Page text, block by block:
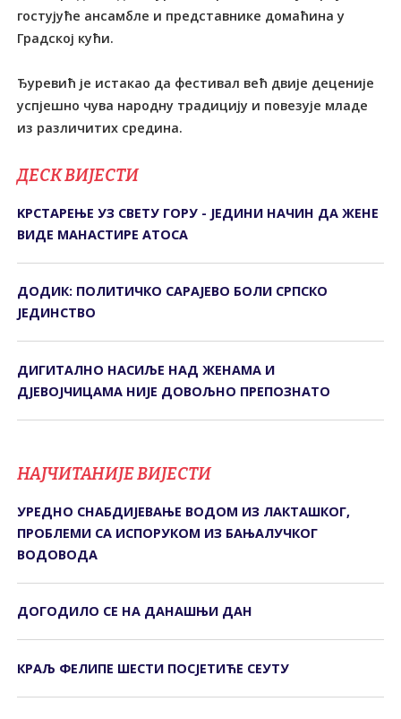
гостујуће ансамбле и представнике домаћина у
Градској кући.
Ђуревић је истакао да фестивал већ двије деценије
успјешно чува народну традицију и повезује младе
из различитих средина.
ДЕСК ВИЈЕСТИ
KРСТАРЕЊЕ УЗ СВЕТУ ГОРУ - ЈЕДИНИ НАЧИН ДА ЖЕНЕ
ВИДЕ МАНАСТИРЕ АТОСА
ДОДИК: ПОЛИТИЧКО САРАЈЕВО БОЛИ СРПСКО
ЈЕДИНСТВО
ДИГИTАЛНО НАСИЉЕ НАД ЖЕНАМА И
ДЈЕВОЈЧИЦАМА НИЈЕ ДОВОЉНО ПРЕПОЗНАTО
НАЈЧИТАНИЈЕ ВИЈЕСТИ
УРЕДНО СНАБДИЈЕВАЊЕ ВОДОМ ИЗ ЛАКТАШКОГ,
ПРОБЛЕМИ СА ИСПОРУКОМ ИЗ БАЊАЛУЧКОГ
ВОДОВОДА
ДОГОДИЛО СЕ НА ДАНАШЊИ ДАН
КРАЉ ФЕЛИПЕ ШЕСТИ ПОСЈЕТИЋЕ СЕУТУ